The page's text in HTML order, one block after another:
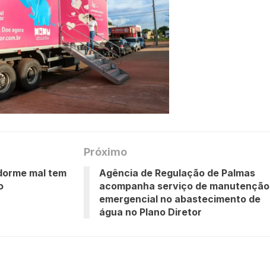
mal tem
Próximo
Agência de Regulação de Palmas
acompanha serviço de manutenção
emergencial no abastecimento de
água no Plano Diretor